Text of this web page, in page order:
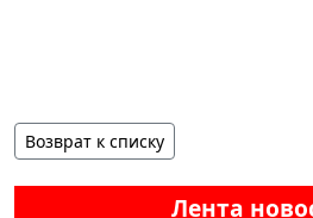
Лента
Возврат к списку